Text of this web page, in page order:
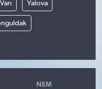
Van Yalova
NEM